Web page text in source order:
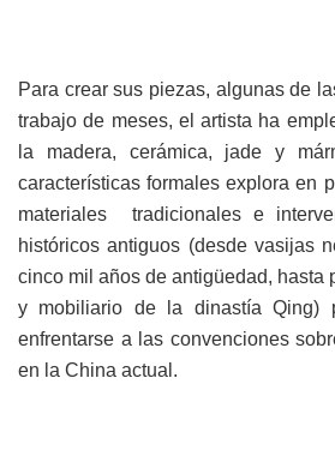
Para crear sus piezas, algunas de
trabajo de meses, el artista ha
la madera, cerámica, jade y
características formales explora en
materiales tradicionales e
históricos antiguos (desde vasijas
cinco mil años de antigüedad, hasta
y mobiliario de la dinastía Qing)
enfrentarse a las convenciones
en la China actual.